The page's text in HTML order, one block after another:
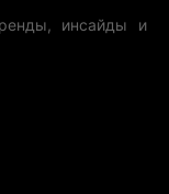
инсайды и